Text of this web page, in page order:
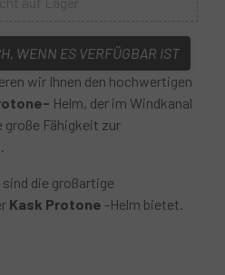
WENN ES VERFÜGBAR IST
wir Ihnen den hochwertigen
Helm, der im Windkanal
Fähigkeit zur
die großartige
Kask Protone -Helm bietet.